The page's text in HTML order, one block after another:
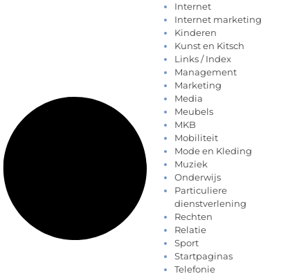
Internet
Internet marketing
Kinderen
Kunst en Kitsch
Links / Index
Management
Marketing
Media
Meubels
MKB
Mobiliteit
Mode en Kleding
Muziek
Onderwijs
Particuliere
dienstverlening
Rechten
Relatie
Sport
Startpaginas
Telefonie